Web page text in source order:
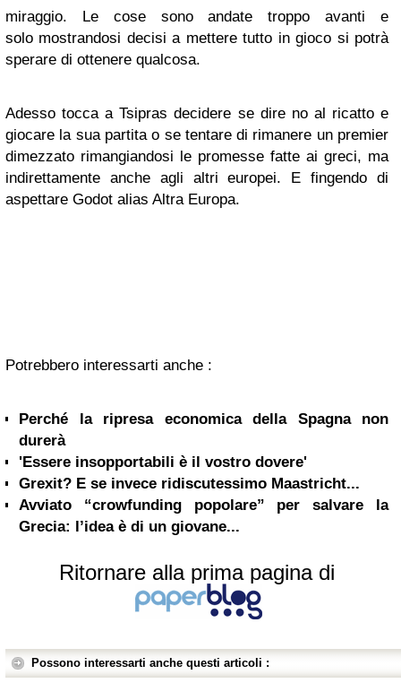
miraggio. Le cose sono andate troppo avanti e
solo mostrandosi decisi a mettere tutto in gioco si potrà
sperare di ottenere qualcosa.
Adesso tocca a Tsipras decidere se dire no al ricatto e
giocare la sua partita o se tentare di rimanere un premier
dimezzato rimangiandosi le promesse fatte ai greci, ma
indirettamente anche agli altri europei. E fingendo di
aspettare Godot alias Altra Europa.
Potrebbero interessarti anche :
Perché la ripresa economica della Spagna non
durerà
'Essere insopportabili è il vostro dovere'
Grexit? E se invece ridiscutessimo Maastricht...
Avviato “crowfunding popolare” per salvare la
Grecia: l’idea è di un giovane...
Ritornare alla prima pagina di
Possono interessarti anche questi articoli :